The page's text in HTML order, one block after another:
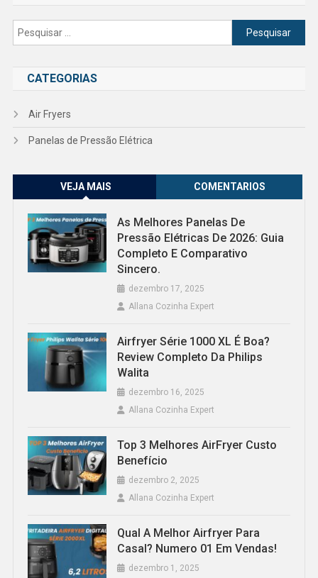
Pesquisar
por:
CATEGORIAS
Air Fryers
Panelas de Pressão Elétrica
VEJA MAIS COMENTARIOS
As Melhores Panelas De
Pressão Elétricas De 2026: Guia
Completo E Comparativo
Sincero.
dezembro 17, 2025
Allana Cozinha Expert
Airfryer Série 1000 XL É Boa?
Review Completo Da Philips
Walita
dezembro 16, 2025
Allana Cozinha Expert
Top 3 Melhores AirFryer Custo
Benefício
dezembro 2, 2025
Allana Cozinha Expert
Qual A Melhor Airfryer Para
Casal? Numero 01 Em Vendas!
dezembro 1, 2025